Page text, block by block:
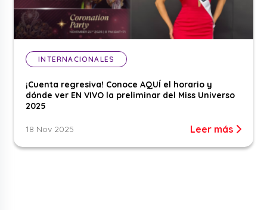
INTERNACIONALES
¡Cuenta regresiva! Conoce AQUÍ el horario y
dónde ver EN VIVO la preliminar del Miss Universo
2025
18 Nov 2025 Leer más